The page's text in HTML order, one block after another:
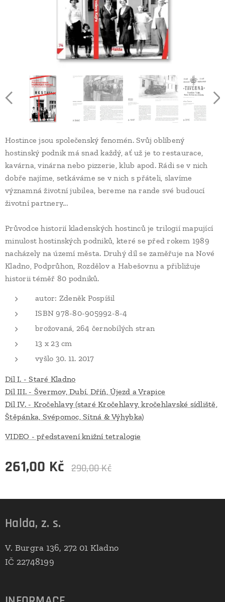
Hostince jsou společenský fenomén. Svůj oblíbený
hostinský podnik má snad každý, ať už je to restaurace,
kavárna, vinárna nebo pizzerie, klub apod. Rádi se v nich
dobře najíme, setkáváme se v nich s přáteli, slavíme
významná životní jubilea, bereme na rande své budoucí
životní partnery...
Průvodce historií kladenských hostinců je trilogií mapující
minulost hostinských podniků, které se před rokem 1989
nacházely na území města. Druhý díl se zaměřuje na Nové
Kladno, Podprůhon, Rozdělov a Habešovnu a přibližuje
historii téměř 80 podniků.
autor: Zdeněk Pospíšil
ISBN 978-80-905992-8-4
brožovaná, 264 černobílých stran
13 x 23 cm
vyšlo 30. 11. 2017
Díl I. - Staré Kladno
Díl III. - Švermov, Dubí, Dříň, Újezd a Vrapice
Díl IV. - Kročehlavy (staré Kročehlavy, kročehlavské sídliště,
Štěpánka, Svépomoc, Sítná & Výhybka)
VIDEO - představení knižní tetralogie
261,00 Kč 290,00Kč
Halda, z. s.
V. Burgra 136, 272 01 Kladno
IČ 22748199